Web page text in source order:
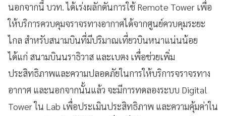
นอกจากนี้ บวท. ได้เร่งผลักดันการใช้ Remote Tower เพื่อ
ให้บริการควบคุมจราจรทางอากาศได้จากศูนย์ควบคุมระยะ
ไกล สำหรับสนามบินที่มีปริมาณเที่ยวบินหนาแน่นน้อย
ได้แก่ สนามบินนราธิวาส และเบตง เพื่อช่วยเพิ่ม
ประสิทธิภาพและความปลอดภัยในการให้บริการจราจรทาง
อากาศ และนอกจากนั้นแล้ว จะมีการทดลองระบบ Digital
Tower ใน Lab เพื่อประเมินประสิทธิภาพ และความคุ้มค่าใน